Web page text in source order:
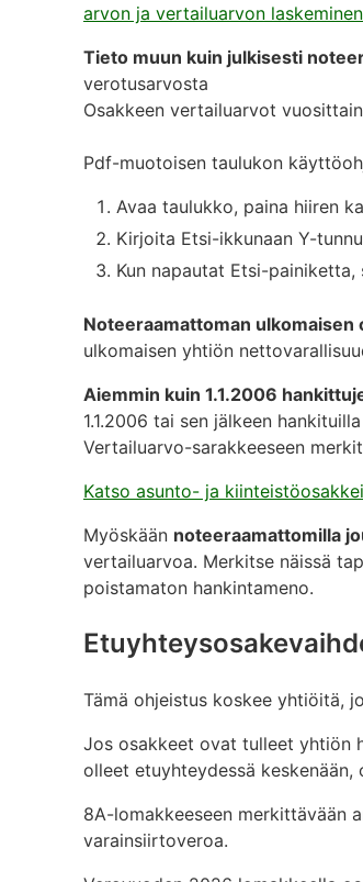
arvon ja vertailuarvon laskeminen
Tieto muun kuin julkisesti
verotusarvosta
Osakkeen vertailuarvot
Pdf-muotoisen taulukon
Avaa taulukko, paina hiiren
Kirjoita Etsi-ikkunaan Y-
Kun napautat Etsi-
Noteeraamattoman ulkomaisen
ulkomaisen yhtiön
Aiemmin kuin 1.1.2006
1.1.2006 tai sen jälkeen
Vertailuarvo-sarakkeeseen
Katso asunto- ja
Myöskään noteeraamattomilla
vertailuarvoa. Merkitse näissä
poistamaton hankintameno.
Tämä ohjeistus koskee yhtiöitä,
Jos osakkeet ovat tulleet yhtiön
olleet etuyhteydessä
8A-lomakkeeseen merkittävään
varainsiirtoveroa.